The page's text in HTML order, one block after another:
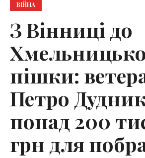
ВІЙНА
З Вінниці до
пішки:
Петро
понад 200
грн для